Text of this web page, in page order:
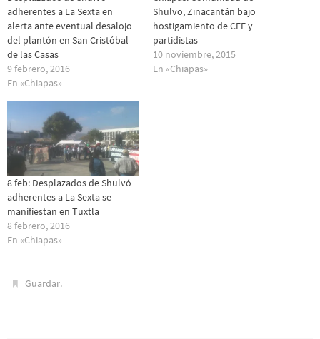
adherentes a La Sexta en
alerta ante eventual desalojo
del plantón en San Cristóbal
de las Casas
9 febrero, 2016
En «Chiapas»
Shulvo, Zinacantán bajo
hostigamiento de CFE y
partidistas
10 noviembre, 2015
En «Chiapas»
8 feb: Desplazados de Shulvó
adherentes a La Sexta se
manifiestan en Tuxtla
8 febrero, 2016
En «Chiapas»
Guardar.